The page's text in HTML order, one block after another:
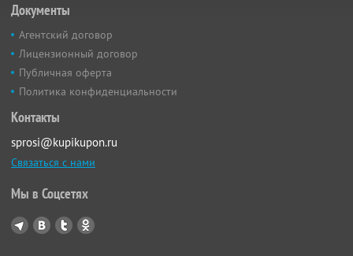
Документы
Агентский договор
Лицензионный договор
Публичная оферта
Политика конфиденциальности
Контакты
sprosi@kupikupon.ru
Связаться с нами
Мы в Соцсетях